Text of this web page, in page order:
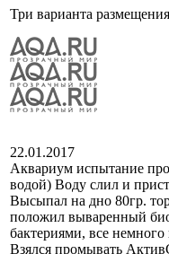
Три варианта
22.01.2017
Аквариум испытание
водой) Воду слил и
Высыпал на дно 80гр.
положил вываренный
бактериями, все
Взялся промывать